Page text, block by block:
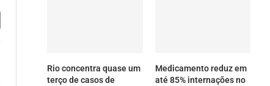
Rio concentra quase um
terço de casos de
Medicamento reduz em
até 85% internações no